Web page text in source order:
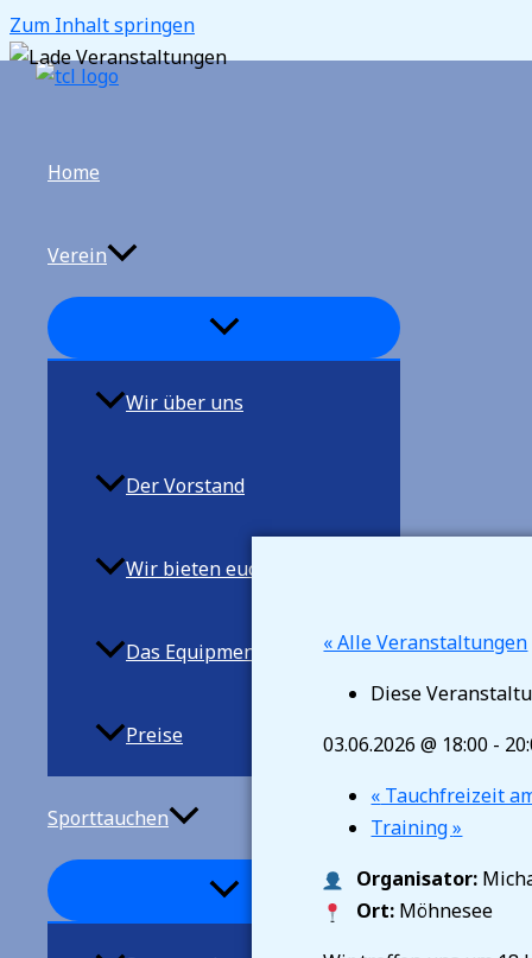
Zum Inhalt springen
Home
Verein
Wir über uns
Der Vorstand
Wir bieten euch
Das Equipment
Preise
Sporttauchen
« Alle Veranstaltungen
Diese
03.06.2026 @ 18:00 -
« Tauchfreizeit
Training»
Organisator:
Ort: Möhnesee